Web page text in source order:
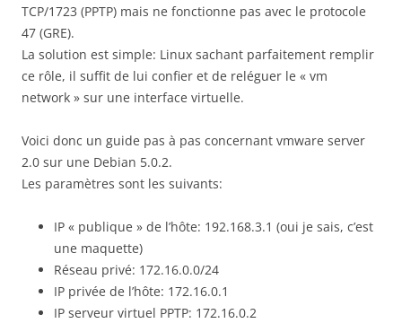
TCP/1723 (PPTP) mais ne fonctionne pas avec le protocole
47 (GRE).
La solution est simple: Linux sachant parfaitement remplir
ce rôle, il suffit de lui confier et de reléguer le « vm
network » sur une interface virtuelle.
Voici donc un guide pas à pas concernant vmware server
2.0 sur une Debian 5.0.2.
Les paramètres sont les suivants:
IP « publique » de l’hôte: 192.168.3.1 (oui je sais, c’est
une maquette)
Réseau privé: 172.16.0.0/24
IP privée de l’hôte: 172.16.0.1
IP serveur virtuel PPTP: 172.16.0.2